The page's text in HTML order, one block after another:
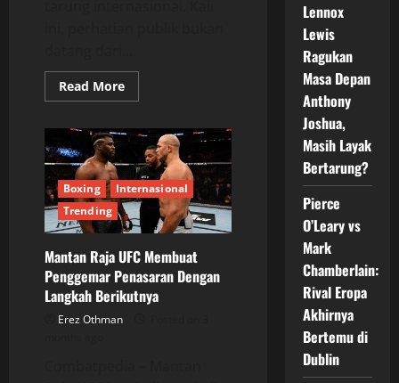
Read MoreRead
more
Holm
Isyaratkan
Pensiun
pada
Akhir
2026,
Hanya
Ingin
Jalani
Pertarungan
Besar
Boxing
Internasional
Trending
Mantan Raja UFC Membuat
Penggemar Penasaran Dengan
Langkah Berikutnya
Erez Othman
Lennox
Lewis
Ragukan
Masa Depan
Anthony
Joshua,
Masih Layak
Bertarung?
Pierce
O’Leary vs
Mark
Chamberlain:
Rival Eropa
Akhirnya
Bertemu di
Dublin